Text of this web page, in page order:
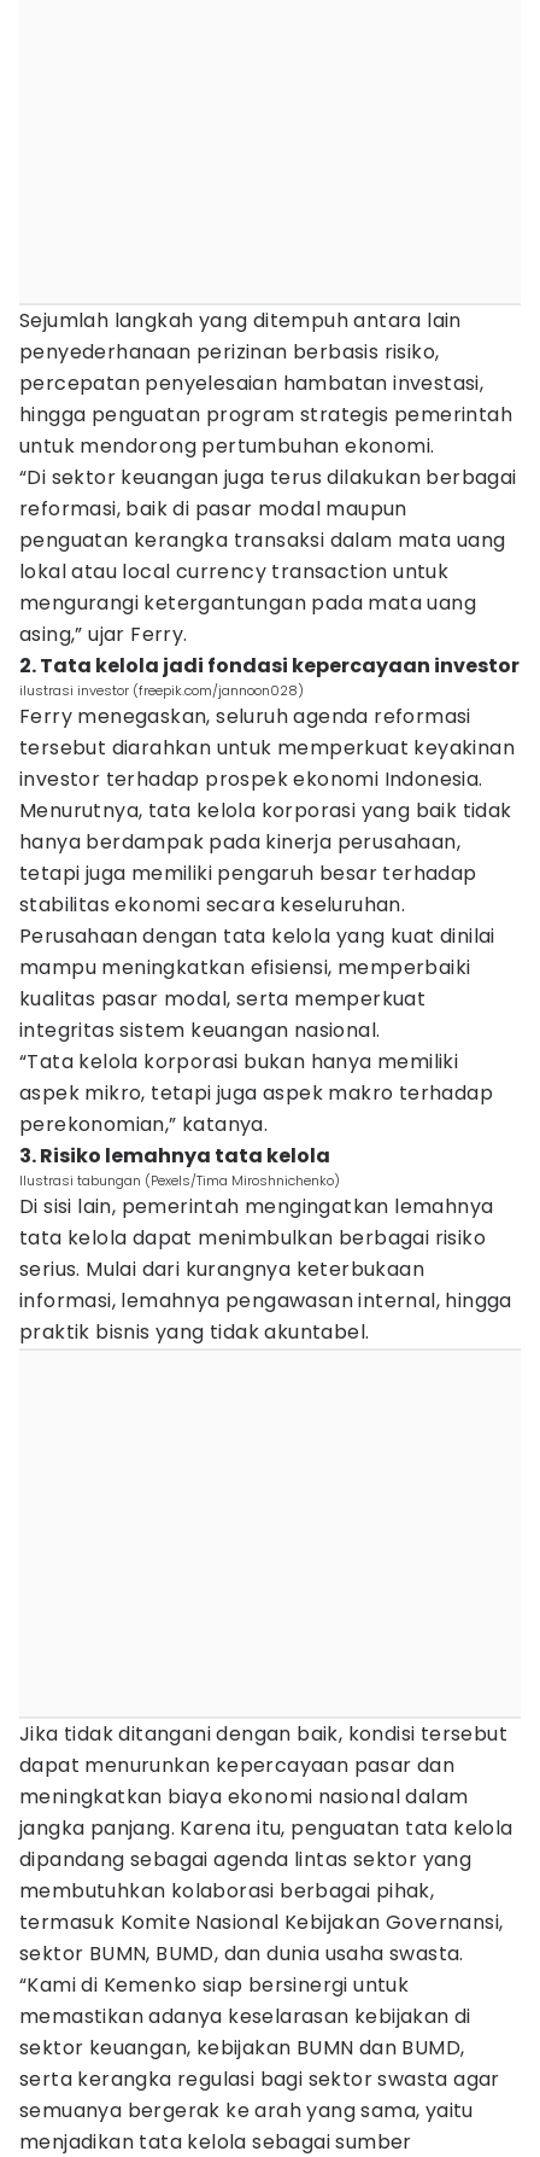
Sejumlah langkah yang ditempuh antara lain
penyederhanaan perizinan berbasis risiko,
percepatan penyelesaian hambatan investasi,
hingga penguatan program strategis pemerintah
untuk mendorong pertumbuhan ekonomi.
“Di sektor keuangan juga terus dilakukan berbagai
reformasi, baik di pasar modal maupun
penguatan kerangka transaksi dalam mata uang
lokal atau local currency transaction untuk
mengurangi ketergantungan pada mata uang
asing,” ujar Ferry.
2. Tata kelola jadi fondasi kepercayaan investor
ilustrasi investor (freepik.com/jannoon028)
Ferry menegaskan, seluruh agenda reformasi
tersebut diarahkan untuk memperkuat keyakinan
investor terhadap prospek ekonomi Indonesia.
Menurutnya, tata kelola korporasi yang baik tidak
hanya berdampak pada kinerja perusahaan,
tetapi juga memiliki pengaruh besar terhadap
stabilitas ekonomi secara keseluruhan.
Perusahaan dengan tata kelola yang kuat dinilai
mampu meningkatkan efisiensi, memperbaiki
kualitas pasar modal, serta memperkuat
integritas sistem keuangan nasional.
“Tata kelola korporasi bukan hanya memiliki
aspek mikro, tetapi juga aspek makro terhadap
perekonomian,” katanya.
3. Risiko lemahnya tata kelola
Ilustrasi tabungan (Pexels/Tima Miroshnichenko)
Di sisi lain, pemerintah mengingatkan lemahnya
tata kelola dapat menimbulkan berbagai risiko
serius. Mulai dari kurangnya keterbukaan
informasi, lemahnya pengawasan internal, hingga
praktik bisnis yang tidak akuntabel.
Jika tidak ditangani dengan baik, kondisi tersebut
dapat menurunkan kepercayaan pasar dan
meningkatkan biaya ekonomi nasional dalam
jangka panjang. Karena itu, penguatan tata kelola
dipandang sebagai agenda lintas sektor yang
membutuhkan kolaborasi berbagai pihak,
termasuk Komite Nasional Kebijakan Governansi,
sektor BUMN, BUMD, dan dunia usaha swasta.
“Kami di Kemenko siap bersinergi untuk
memastikan adanya keselarasan kebijakan di
sektor keuangan, kebijakan BUMN dan BUMD,
serta kerangka regulasi bagi sektor swasta agar
semuanya bergerak ke arah yang sama, yaitu
menjadikan tata kelola sebagai sumber